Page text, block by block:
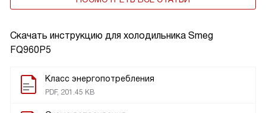
Скачать инструкцию для холодильника Smeg
FQ960P5
Класс энергопотребления
PDF, 201.45 KB